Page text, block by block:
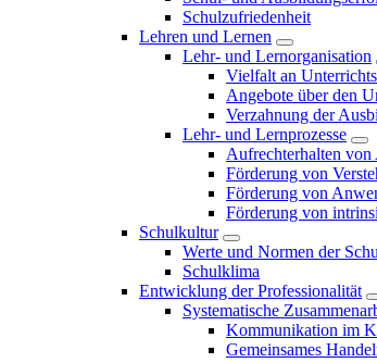
Schulzufriedenheit
Lehren und Lernen
Lehr- und Lernorganisation
Vielfalt an
Angebote über den
Verzahnung der
Lehr- und Lernprozesse
Aufrechterhalten
Förderung von
Förderung von
Förderung von
Schulkultur
Werte und Normen der
Schulklima
Entwicklung der Professionalität
Systematische
Kommunikation im
Gemeinsames